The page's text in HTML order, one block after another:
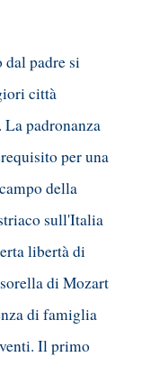
dal padre si
città
padronanza
per una
della
sull'Italia
libertà di
di Mozart
di famiglia
Il primo